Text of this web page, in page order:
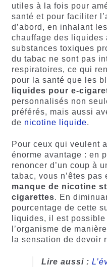
utiles à la fois pour
santé et pour faciliter
d’abord, en inhalant
chauffage des liquides
substances toxiques
du tabac ne sont pas
respiratoires, ce qui
pour la santé que les
liquides pour e-
personnalisés non
préférés, mais aussi
de nicotine liquide.
Pour ceux qui veulent
énorme avantage : en
renoncer d’un coup à
tabac, vous n’êtes
manque de nicotine
cigarettes. En
pourcentage de cette
liquides, il est
l’organisme de
la sensation de devoir
Lire aussi :